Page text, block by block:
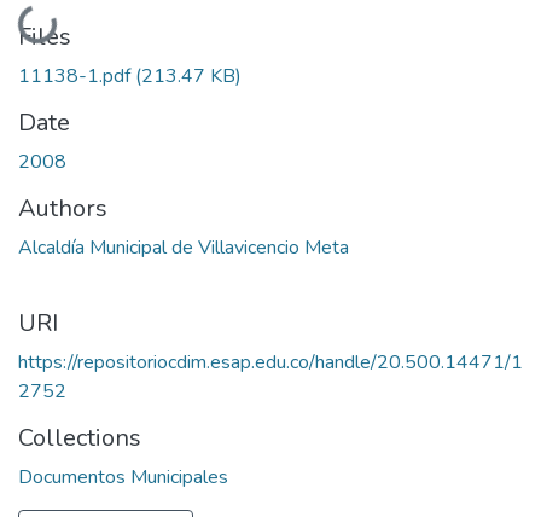
Loading...
Files
11138-1.pdf(213.47 KB)
Date
2008
Authors
Alcaldía Municipal de Villavicencio Meta
URI
https://repositoriocdim.esap.edu.co/handle/20.500.14471/1
2752
Collections
Documentos Municipales